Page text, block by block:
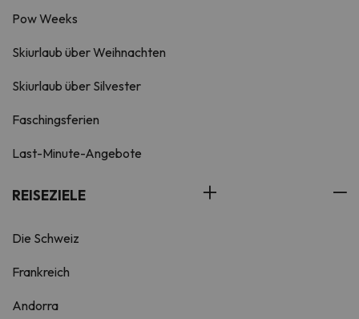
Pow Weeks
Skiurlaub über Weihnachten
Skiurlaub über Silvester
Faschingsferien
Last-Minute-Angebote
REISEZIELE
Die Schweiz
Frankreich
Andorra